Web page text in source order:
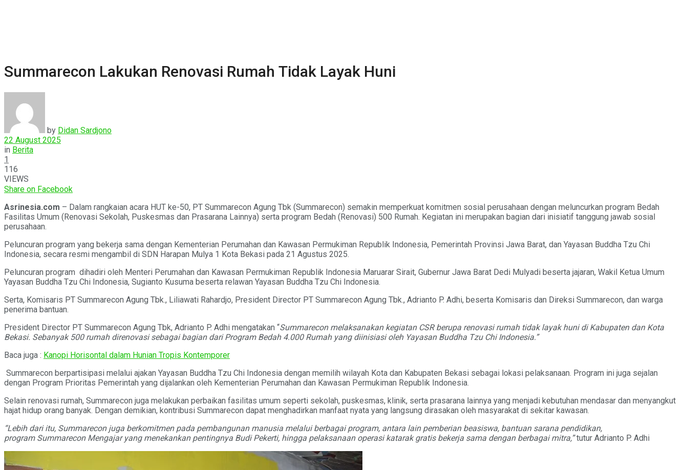
Summarecon Lakukan Renovasi Rumah Tidak Layak Huni
by Didan Sardjono
22 August 2025
in Berita
1
116
VIEWS
Share on Facebook
Asrinesia.com – Dalam rangkaian acara HUT ke-50, PT Summarecon Agung Tbk (Summarecon) semakin memperkuat komitmen sosial perusahaan dengan meluncurkan program Bedah
Fasilitas Umum (Renovasi Sekolah, Puskesmas dan Prasarana Lainnya) serta program Bedah (Renovasi) 500 Rumah. Kegiatan ini merupakan bagian dari inisiatif tanggung jawab sosial
perusahaan.
Peluncuran program yang bekerja sama dengan Kementerian Perumahan dan Kawasan Permukiman Republik Indonesia, Pemerintah Provinsi Jawa Barat, dan Yayasan Buddha Tzu Chi
Indonesia, secara resmi mengambil di SDN Harapan Mulya 1 Kota Bekasi pada 21 Agustus 2025.
Peluncuran program dihadiri oleh Menteri Perumahan dan Kawasan Permukiman Republik Indonesia Maruarar Sirait, Gubernur Jawa Barat Dedi Mulyadi beserta jajaran, Wakil Ketua Umum
Yayasan Buddha Tzu Chi Indonesia, Sugianto Kusuma beserta relawan Yayasan Buddha Tzu Chi Indonesia.
Serta, Komisaris PT Summarecon Agung Tbk., Liliawati Rahardjo, President Director PT Summarecon Agung Tbk., Adrianto P. Adhi, beserta Komisaris dan Direksi Summarecon, dan warga
penerima bantuan.
President Director PT Summarecon Agung Tbk, Adrianto P. Adhi mengatakan “Summarecon melaksanakan kegiatan CSR berupa renovasi rumah tidak layak huni di Kabupaten dan Kota
Bekasi. Sebanyak 500 rumah direnovasi sebagai bagian dari Program Bedah 4.000 Rumah yang diinisiasi oleh Yayasan Buddha Tzu Chi Indonesia.”
Baca juga : Kanopi Horisontal dalam Hunian Tropis Kontemporer
Summarecon berpartisipasi melalui ajakan Yayasan Buddha Tzu Chi Indonesia dengan memilih wilayah Kota dan Kabupaten Bekasi sebagai lokasi pelaksanaan. Program ini juga sejalan
dengan Program Prioritas Pemerintah yang dijalankan oleh Kementerian Perumahan dan Kawasan Permukiman Republik Indonesia.
Selain renovasi rumah, Summarecon juga melakukan perbaikan fasilitas umum seperti sekolah, puskesmas, klinik, serta prasarana lainnya yang menjadi kebutuhan mendasar dan menyangkut
hajat hidup orang banyak. Dengan demikian, kontribusi Summarecon dapat menghadirkan manfaat nyata yang langsung dirasakan oleh masyarakat di sekitar kawasan.
“Lebih dari itu, Summarecon juga berkomitmen pada pembangunan manusia melalui berbagai program, antara lain pemberian beasiswa, bantuan sarana pendidikan,
program Summarecon Mengajar yang menekankan pentingnya Budi Pekerti, hingga pelaksanaan operasi katarak gratis bekerja sama dengan berbagai mitra,”tutur Adrianto P. Adhi